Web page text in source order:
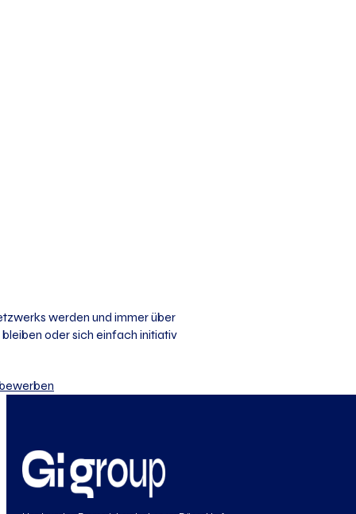
werden und immer über
oder sich einfach initiativ